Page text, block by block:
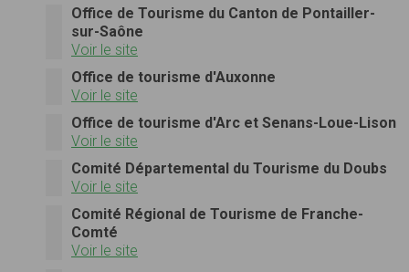
Office de Tourisme du Canton de Pontailler-
sur-Saône
Voir le site
Office de tourisme d'Auxonne
Voir le site
Office de tourisme d'Arc et Senans-Loue-Lison
Voir le site
Comité Départemental du Tourisme du Doubs
Voir le site
Comité Régional de Tourisme de Franche-
Comté
Voir le site